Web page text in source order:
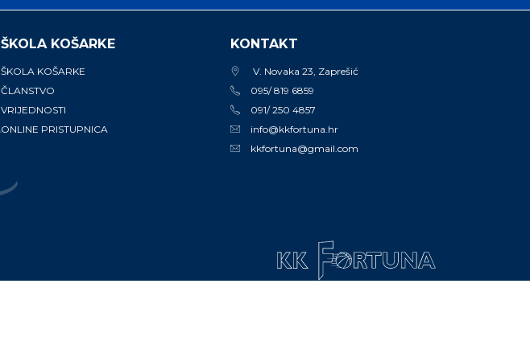
ŠKOLA KOŠARKE
ŠKOLA KOŠARKE
ČLANSTVO
VRIJEDNOSTI
ONLINE PRISTUPNICA
KONTAKT
V. Novaka 23, Zaprešić
095/ 819 6859
091/ 250 4857
info@kkfortuna.hr
kkfortuna@gmail.com